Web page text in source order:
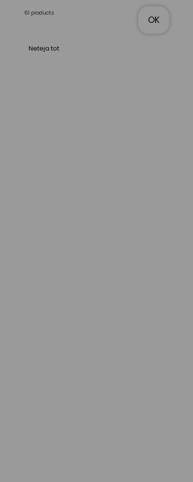
61 products
OK
Neteja tot